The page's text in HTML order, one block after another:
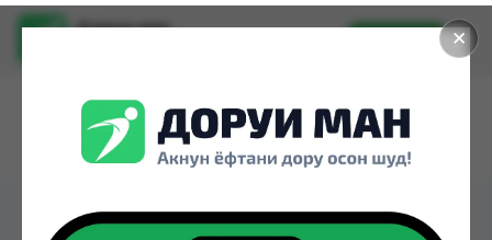
✕
Доруи ман
Установить